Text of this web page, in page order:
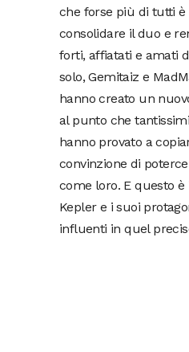
che forse più di tutti è
consolidare il duo e
forti, affiatati e amati
solo, Gemitaiz e
hanno creato un
al punto che
hanno provato a
convinzione di
come loro. E questo
Kepler e i suoi
influenti in quel